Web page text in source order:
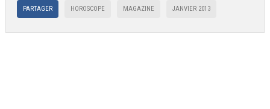
PARTAGER HOROSCOPE MAGAZINE JANVIER 2013